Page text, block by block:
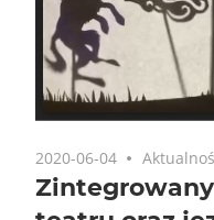
2020-06-04